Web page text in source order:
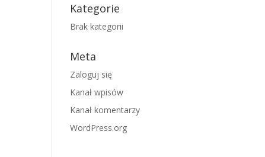
Kategorie
Brak kategorii
Meta
Zaloguj się
Kanał wpisów
Kanał komentarzy
WordPress.org